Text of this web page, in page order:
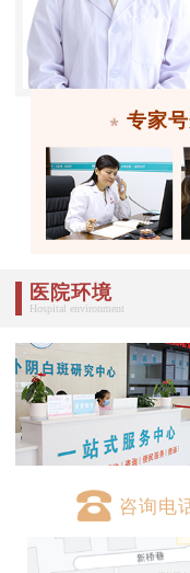
专家
医院环境
Hospital environment
咨询电